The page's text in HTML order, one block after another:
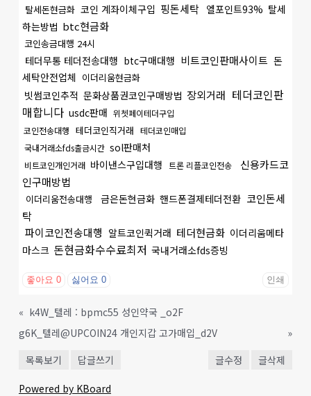
탈세돈현금화 코인 계좌이체구입 핑돈세탁 엘포인트93% 탈세
하는방법 btc현금화
코인송금대행 24시
테더무통 테더전송대행 btc구매대행 비트코인판매사이트 돈
세탁안전업체 이더리움현금화
빗썸코인추적 문화상품권코인구매방법 장외거래 테더코인판
매합니다 usdc판매 위쳇페이테더구입
코인전송대행 테더코인직거래 테더코인매입
국내거래소fds출금시간 sol판매처
비트코인개인거래 바이낸스구입대행 트론 리플코인전송
신용카드코
인구매방법
이더리움전송대행 금은돈현금화 핸드폰결제테더전환 코인돈세
탁
파이코인전송대행 알트코인퀵거래 테더현금화 이더리움메타
마스크 돈현금화수수료최저 국내거래소fds증빙
좋아요 0 싫어요 0 인쇄
« k4W_텔레 : bpmc55 성인약국 _o2F
g6K_텔레@UPCOIN24 개인지갑 고가매입_d2V
»
목록보기
답글쓰기 글수정 글삭제
Powered by KBoard